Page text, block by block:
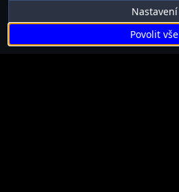
Nastavení
Povolit vše